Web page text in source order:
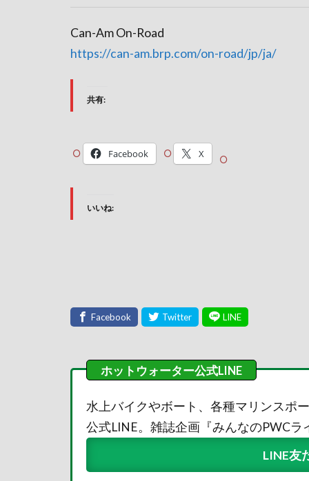
Can-Am On-Road
https://can-am.brp.com/on-road/jp/ja/
共有:
Facebook X
いいね:
水上バイクやボート、各種マリンスポ
公式LINE。雑誌企画『みんなのPWC
LINE友